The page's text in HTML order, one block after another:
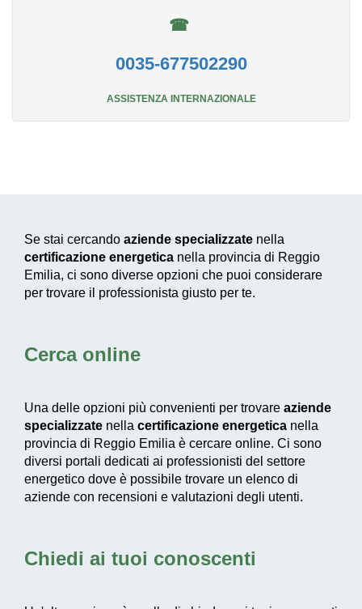
☎
0035-677502290
ASSISTENZA INTERNAZIONALE
Se stai cercando aziende specializzate nella
certificazione energetica nella provincia di Reggio
Emilia, ci sono diverse opzioni che puoi considerare
per trovare il professionista giusto per te.
Cerca online
Una delle opzioni più convenienti per trovare aziende
specializzate nella certificazione energetica nella
provincia di Reggio Emilia è cercare online. Ci sono
diversi portali dedicati ai professionisti del settore
energetico dove è possibile trovare un elenco di
aziende con recensioni e valutazioni degli utenti.
Chiedi ai tuoi conoscenti